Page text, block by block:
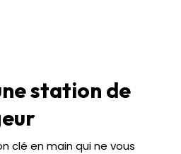
station de
clé en main qui ne vous